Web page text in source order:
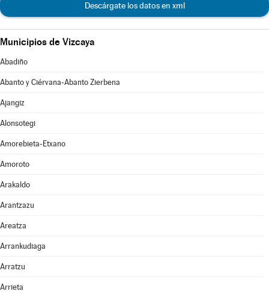
Descárgate los datos en xml
Municipios de Vizcaya
Abadiño
Abanto y Ciérvana-Abanto Zierbena
Ajangiz
Alonsotegi
Amorebieta-Etxano
Amoroto
Arakaldo
Arantzazu
Areatza
Arrankudiaga
Arratzu
Arrieta